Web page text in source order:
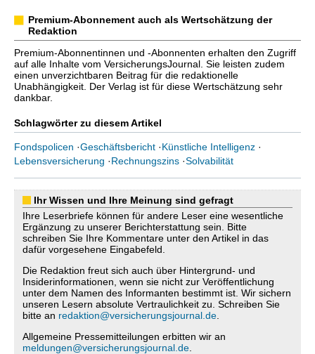
Premium-Abonnement auch als Wertschätzung der
Redaktion
Premium-Abonnentinnen und -Abonnenten erhalten den Zugriff
auf alle Inhalte vom VersicherungsJournal. Sie leisten zudem
einen unverzichtbaren Beitrag für die redaktionelle
Unabhängigkeit. Der Verlag ist für diese Wertschätzung sehr
dankbar.
Schlagwörter zu diesem Artikel
Fondspolicen ·Geschäftsbericht ·Künstliche Intelligenz ·
Lebensversicherung ·Rechnungszins ·Solvabilität
Ihr Wissen und Ihre Meinung sind gefragt
Ihre Leserbriefe können für andere Leser eine wesentliche
Ergänzung zu unserer Berichterstattung sein. Bitte
schreiben Sie Ihre Kommentare unter den Artikel in das
dafür vorgesehene Eingabefeld.
Die Redaktion freut sich auch über Hintergrund- und
Insiderinformationen, wenn sie nicht zur Veröffentlichung
unter dem Namen des Informanten bestimmt ist. Wir sichern
unseren Lesern absolute Vertraulichkeit zu. Schreiben Sie
bitte an redaktion@versicherungsjournal.de
Allgemeine Pressemitteilungen erbitten wir an
meldungen@versicherungsjournal.de